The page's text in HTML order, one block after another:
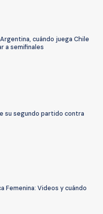
cuándo juega Chile
a semifinales
su segundo partido contra
Femenina: Videos y cuándo